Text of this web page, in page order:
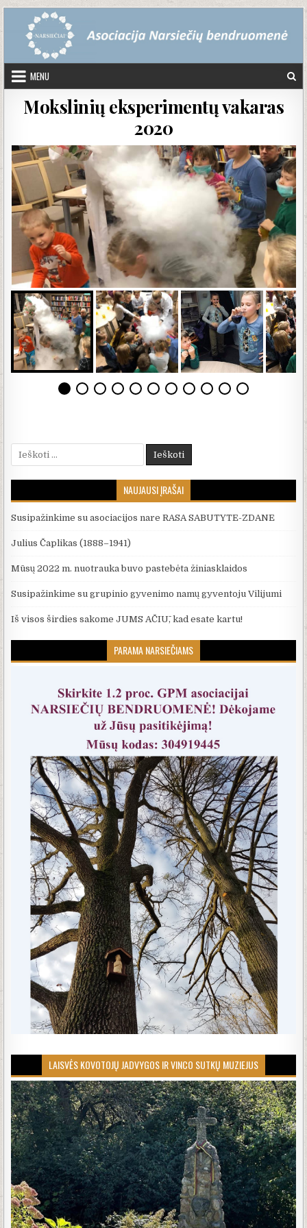
Skip to content
MENU
Mokslinių eksperimentų vakaras
2020
Ieškoti:
NAUJAUSI ĮRAŠAI
Susipažinkime su asociacijos nare RASA SABUTYTE-ZDANE
Julius Čaplikas (1888–1941)
Mūsų 2022 m. nuotrauka buvo pastebėta žiniasklaidos
Susipažinkime su grupinio gyvenimo namų gyventoju Vilijumi
Iš visos širdies sakome JUMS AČIŪ, kad esate kartu!
PARAMA NARSIEČIAMS
LAISVĖS KOVOTOJŲ JADVYGOS IR VINCO SUTKŲ MUZIEJUS